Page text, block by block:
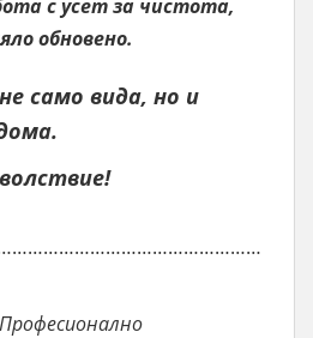
с усет за чистота,
обновено.
само вида, но и